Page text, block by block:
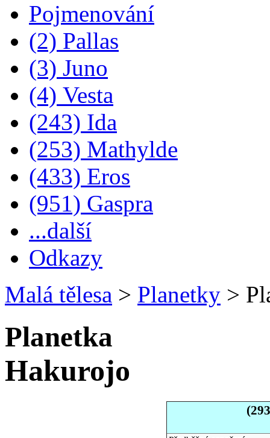
Pojmenování
(2) Pallas
(3) Juno
(4) Vesta
(243) Ida
(253) Mathylde
(433) Eros
(951) Gaspra
...další
Odkazy
Malá tělesa > Planetky >
Planetka
Hakurojo